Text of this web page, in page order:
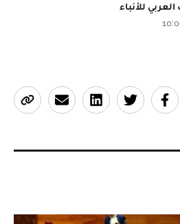
للأنباء